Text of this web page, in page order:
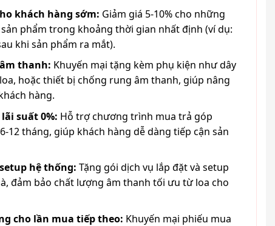
khách hàng sớm: Giảm giá 5-10% cho những
phẩm trong khoảng thời gian nhất định (ví dụ:
khi sản phẩm ra mắt).
thanh: Khuyến mại tặng kèm phụ kiện như dây
hoặc thiết bị chống rung âm thanh, giúp nâng
hàng.
suất 0%: Hỗ trợ chương trình mua trả góp
12 tháng, giúp khách hàng dễ dàng tiếp cận sản
hệ thống: Tặng gói dịch vụ lắp đặt và setup
đảm bảo chất lượng âm thanh tối ưu từ loa cho
cho lần mua tiếp theo: Khuyến mại phiếu mua